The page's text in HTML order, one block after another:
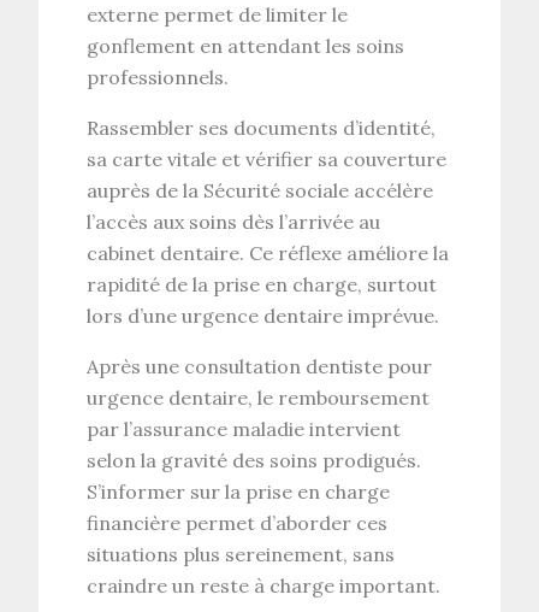
externe permet de limiter le
gonflement en attendant les soins
professionnels.
Rassembler ses documents d’identité,
sa carte vitale et vérifier sa couverture
auprès de la Sécurité sociale accélère
l’accès aux soins dès l’arrivée au
cabinet dentaire. Ce réflexe améliore la
rapidité de la prise en charge, surtout
lors d’uneurgence dentaire imprévue.
Après une consultation dentiste pour
urgence dentaire, le remboursement
par l’assurance maladie intervient
selon la gravité des soins prodigués.
S’informer sur la prise en charge
financière permet d’aborder ces
situations plus sereinement, sans
craindre un reste à charge important.